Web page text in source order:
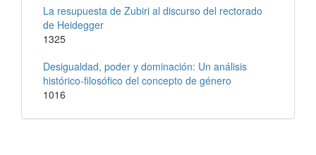
La resupuesta de Zubiri al discurso del rectorado
de Heidegger
1325
Desigualdad, poder y dominación: Un análisis
histórico-filosófico del concepto de género
1016